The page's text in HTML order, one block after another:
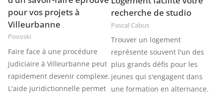
pour vos projets à
Villeurbanne
Povoski
Faire face à une procédure
judiciaire à Villeurbanne peut
rapidement devenir complexe.
L'aide juridictionnelle permet
recherche de studio
Pascal Cabus
Trouver un logement
représente souvent l'un des
plus grands défis pour les
jeunes qui s'engagent dans
une formation en alternance.